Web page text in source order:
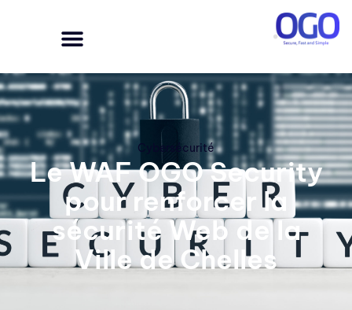
Cybersécurité
Le WAF OGO Security
pour renforcer la
sécurité Web de la
Ville de Chelles